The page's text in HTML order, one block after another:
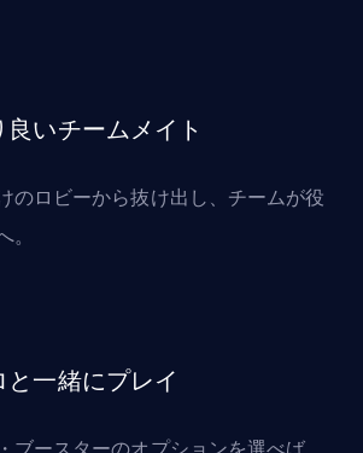
良いチームメイト
のロビーから抜け出し、チームが役
と一緒にプレイ